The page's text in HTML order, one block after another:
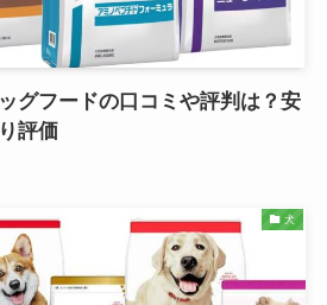
グフードの口コミや評判は？安
評価
犬